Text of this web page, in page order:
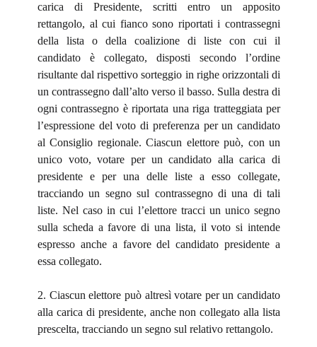
carica di Presidente, scritti entro un apposito
rettangolo, al cui fianco sono riportati i contrassegni
della lista o della coalizione di liste con cui il
candidato è collegato, disposti secondo l’ordine
risultante dal rispettivo sorteggio in righe orizzontali di
un contrassegno dall’alto verso il basso. Sulla destra di
ogni contrassegno è riportata una riga tratteggiata per
l’espressione del voto di preferenza per un candidato
al Consiglio regionale. Ciascun elettore può, con un
unico voto, votare per un candidato alla carica di
presidente e per una delle liste a esso collegate,
tracciando un segno sul contrassegno di una di tali
liste. Nel caso in cui l’elettore tracci un unico segno
sulla scheda a favore di una lista, il voto si intende
espresso anche a favore del candidato presidente a
essa collegato.
2. Ciascun elettore può altresì votare per un candidato
alla carica di presidente, anche non collegato alla lista
prescelta, tracciando un segno sul relativo rettangolo.